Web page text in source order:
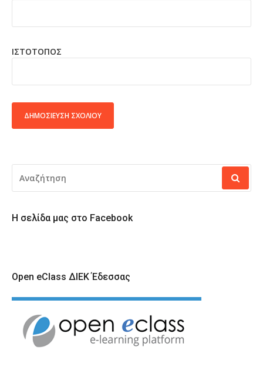
ΙΣΤΌΤΟΠΟΣ
ΓΙΑ:
Η σελίδα μας στο Facebook
Open eClass ΔΙΕΚ Έδεσσας